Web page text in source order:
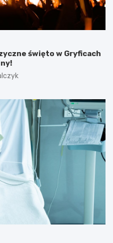
święto w Gryficach